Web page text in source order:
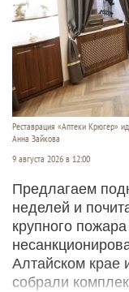
Реставрация «Аптеки Крюгер»
Анна Зайкова
9 августа 2026 в 12:00
Предлагаем
неделей и
крупного
Алтайском крае
собрали